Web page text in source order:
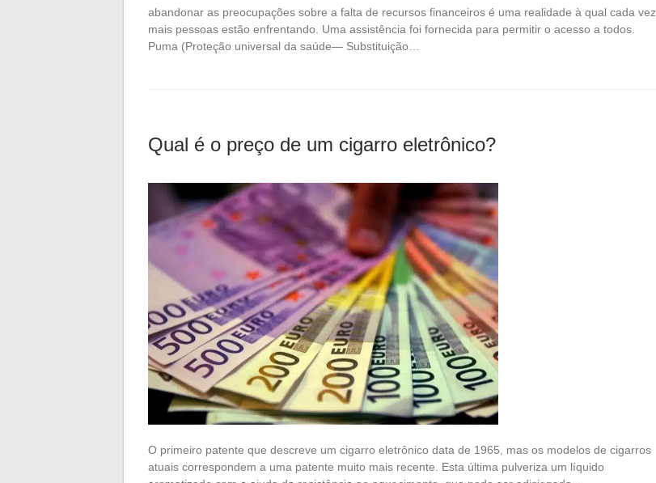
abandonar as preocupações sobre a falta de recursos financeiros é uma realidade à qual cada vez
mais pessoas estão enfrentando. Uma assistência foi fornecida para permitir o acesso a todos.
Puma (Proteção universal da saúde— Substituição…
Qual é o preço de um cigarro eletrônico?
O primeiro patente que descreve um cigarro eletrônico data de 1965, mas os modelos de cigarros
atuais correspondem a uma patente muito mais recente. Esta última pulveriza um líquido